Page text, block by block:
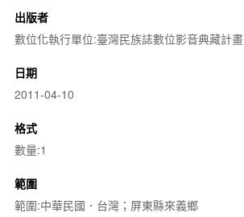
出版者
數位化執行單位:臺灣民族誌數位影音典藏計畫
日期
2011-04-10
格式
數量:1
範圍
範圍:中華民國．台灣；屏東縣來義鄉